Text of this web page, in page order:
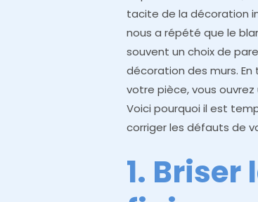
tacite de la décoration
nous a répété que le
souvent un choix de
décoration des murs.
votre pièce, vous
Voici pourquoi il est
corriger les défauts de
1. Briser